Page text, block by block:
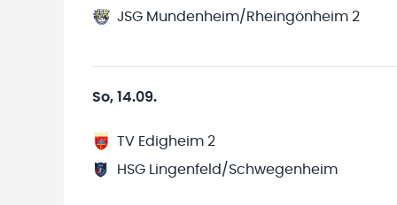
JSG Mundenheim/Rheingönheim 2
So, 14.09.
TV Edigheim 2
HSG Lingenfeld/Schwegenheim